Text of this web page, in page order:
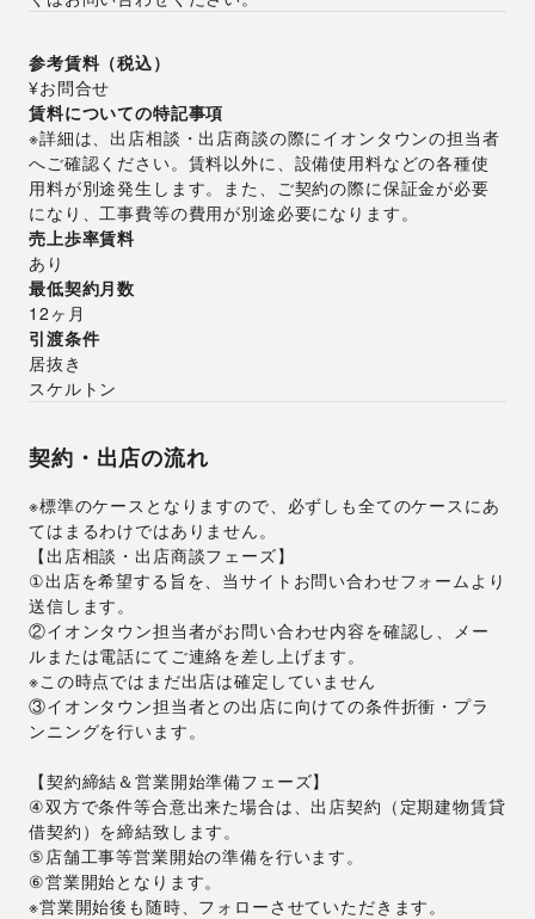
参考賃料（税込）
¥お問合せ
賃料についての特記事項
※詳細は、出店相談・出店商談の際にイオンタウンの担当者
へご確認ください。賃料以外に、設備使用料などの各種使
用料が別途発生します。また、ご契約の際に保証金が必要
になり、工事費等の費用が別途必要になります。
売上歩率賃料
あり
最低契約月数
12ヶ月
引渡条件
居抜き
スケルトン
契約・出店の流れ
※標準のケースとなりますので、必ずしも全てのケースにあ
てはまるわけではありません。
【出店相談・出店商談フェーズ】
①出店を希望する旨を、当サイトお問い合わせフォームより
送信します。
②イオンタウン担当者がお問い合わせ内容を確認し、メー
ルまたは電話にてご連絡を差し上げます。
※この時点ではまだ出店は確定していません
③イオンタウン担当者との出店に向けての条件折衝・プラ
ンニングを行います。
【契約締結＆営業開始準備フェーズ】
④双方で条件等合意出来た場合は、出店契約（定期建物賃貸
借契約）を締結致します。
⑤店舗工事等営業開始の準備を行います。
⑥営業開始となります。
※営業開始後も随時、フォローさせていただきます。